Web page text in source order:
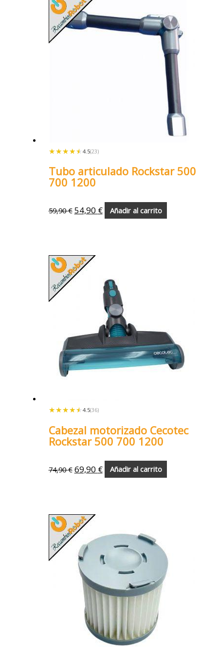
★★★★★
★★★★★ 4.5(23)
Tubo articulado Rockstar 500
700 1200
59,90€ 54,90 € Añadir al carrito
★★★★★
★★★★★ 4.5(36)
Cabezal motorizado Cecotec
Rockstar 500 700 1200
74,90€ 69,90 € Añadir al carrito